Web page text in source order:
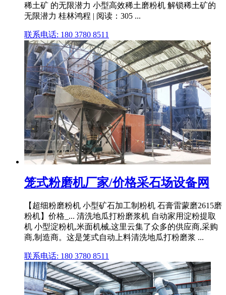
稀土矿 的无限潜力 小型高效稀土磨粉机 解锁稀土矿的
无限潜力 桂林鸿程 | 阅读：305 ...
联系电话: 180 3780 8511
笼式粉磨机厂家/价格采石场设备网
【超细粉磨粉机 小型矿石加工制粉机 石膏雷蒙磨2615磨
粉机】价格_... 清洗地瓜打粉磨浆机 自动家用淀粉提取
机 小型淀粉机,米面机械,这里云集了众多的供应商,采购
商,制造商。这是笼式自动上料清洗地瓜打粉磨浆 ...
联系电话: 180 3780 8511